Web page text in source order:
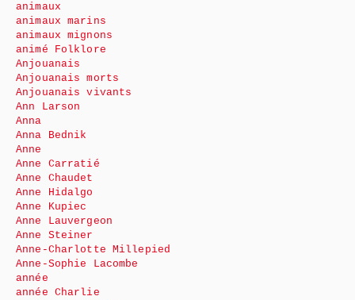
animaux
animaux marins
animaux mignons
animé Folklore
Anjouanais
Anjouanais morts
Anjouanais vivants
Ann Larson
Anna
Anna Bednik
Anne
Anne Carratié
Anne Chaudet
Anne Hidalgo
Anne Kupiec
Anne Lauvergeon
Anne Steiner
Anne-Charlotte Millepied
Anne-Sophie Lacombe
année
année Charlie